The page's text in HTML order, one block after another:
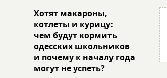
Хотят макароны,
котлеты и курицу:
чем будут кормить
одесских школьников
и почему к началу года
могут не успеть?